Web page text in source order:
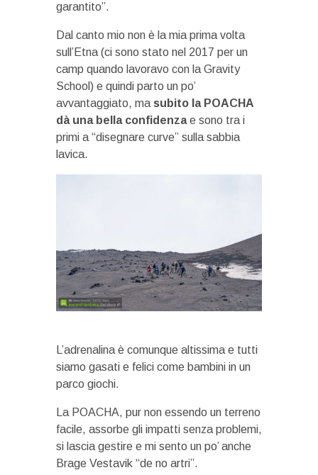
garantito”.
Dal canto mio non è la mia prima volta
sull’Etna (ci sono stato nel 2017 per un
camp quando lavoravo con la Gravity
School) e quindi parto un po’
avvantaggiato, ma subito la POACHA
dà una bella confidenzae sono tra i
primi a “disegnare curve” sulla sabbia
lavica.
L’adrenalina è comunque altissima e tutti
siamo gasati e felici come bambini in un
parco giochi.
La POACHA, pur non essendo un terreno
facile, assorbe gli impatti senza problemi,
si lascia gestire e mi sento un po’ anche
Brage Vestavik “de no artri”.